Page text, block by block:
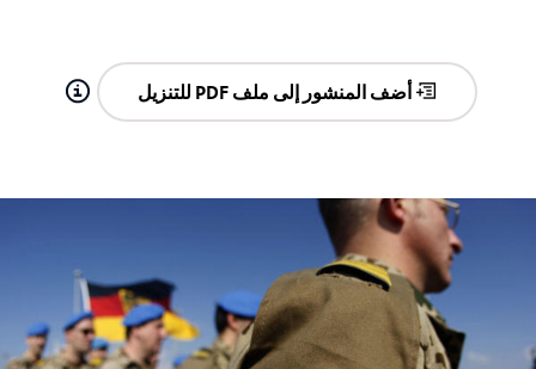
أضف المنشور إلى ملف PDF للتنزيل